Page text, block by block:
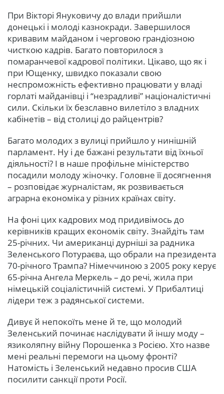
При Вікторі Януковичу до влади прийшли
донецькі і молоді казнокради. Завершилося
кривавим майданом і черговою грандіозною
чисткою кадрів. Багато повторилося з
помаранчевої кадрової політики. Цікаво, що як і
при Ющенку, швидко показали свою
неспроможність ефективно працювати у владі
горлаті майданівці і “незрадливі” націоналістичні
сили. Скільки їх безславно вилетіло з владних
кабінетів – від столиці до райцентрів?
Багато молодих з вулиці прийшло у нинішній
парламент. Ну і де бажані результати від їхньої
діяльності? І в наше профільне міністерство
посадили молоду жіночку. Головне її досягнення
– розповідає журналістам, як розвивається
аграрна економіка у різних країнах світу.
На фоні цих кадрових мод придивімось до
керівників кращих економік світу. Знайдіть там
25-річних. Чи американці дурніші за радника
Зеленського Потураєва, що обрали на президента
70-річного Трампа? Німеччиною з 2005 року керує
65-річна Ангела Меркель – до речі, жила при
німецькій соціалістичній системі. У Прибалтиці
лідери теж з радянської системи.
Дивує й непокоїть мене й те, що молодий
Зеленський починає наслідувати й іншу моду –
язиколяпну війну Порошенка з Росією. Хто назве
мені реальні перемоги на цьому фронті?
Натомість і Зеленський недавно просив США
посилити санкції проти Росії.